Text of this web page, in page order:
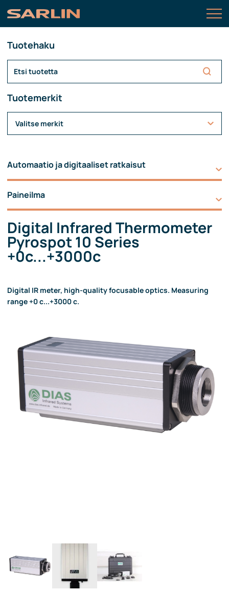
Tuotehaku
Tuotemerkit
Valitse merkit
Automaatio ja digitaaliset ratkaisut
Paineilma
Digital Infrared Thermometer
Pyrospot 10 Series
+0c...+3000c
Digital IR meter, high-quality focusable optics. Measuring
range +0 c...+3000 c.